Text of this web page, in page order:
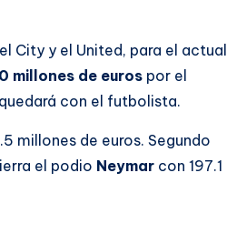
City y el United, para el actual
millones de euros por el
con el futbolista.
millones de euros. Segundo
el podio Neymar con 197.1